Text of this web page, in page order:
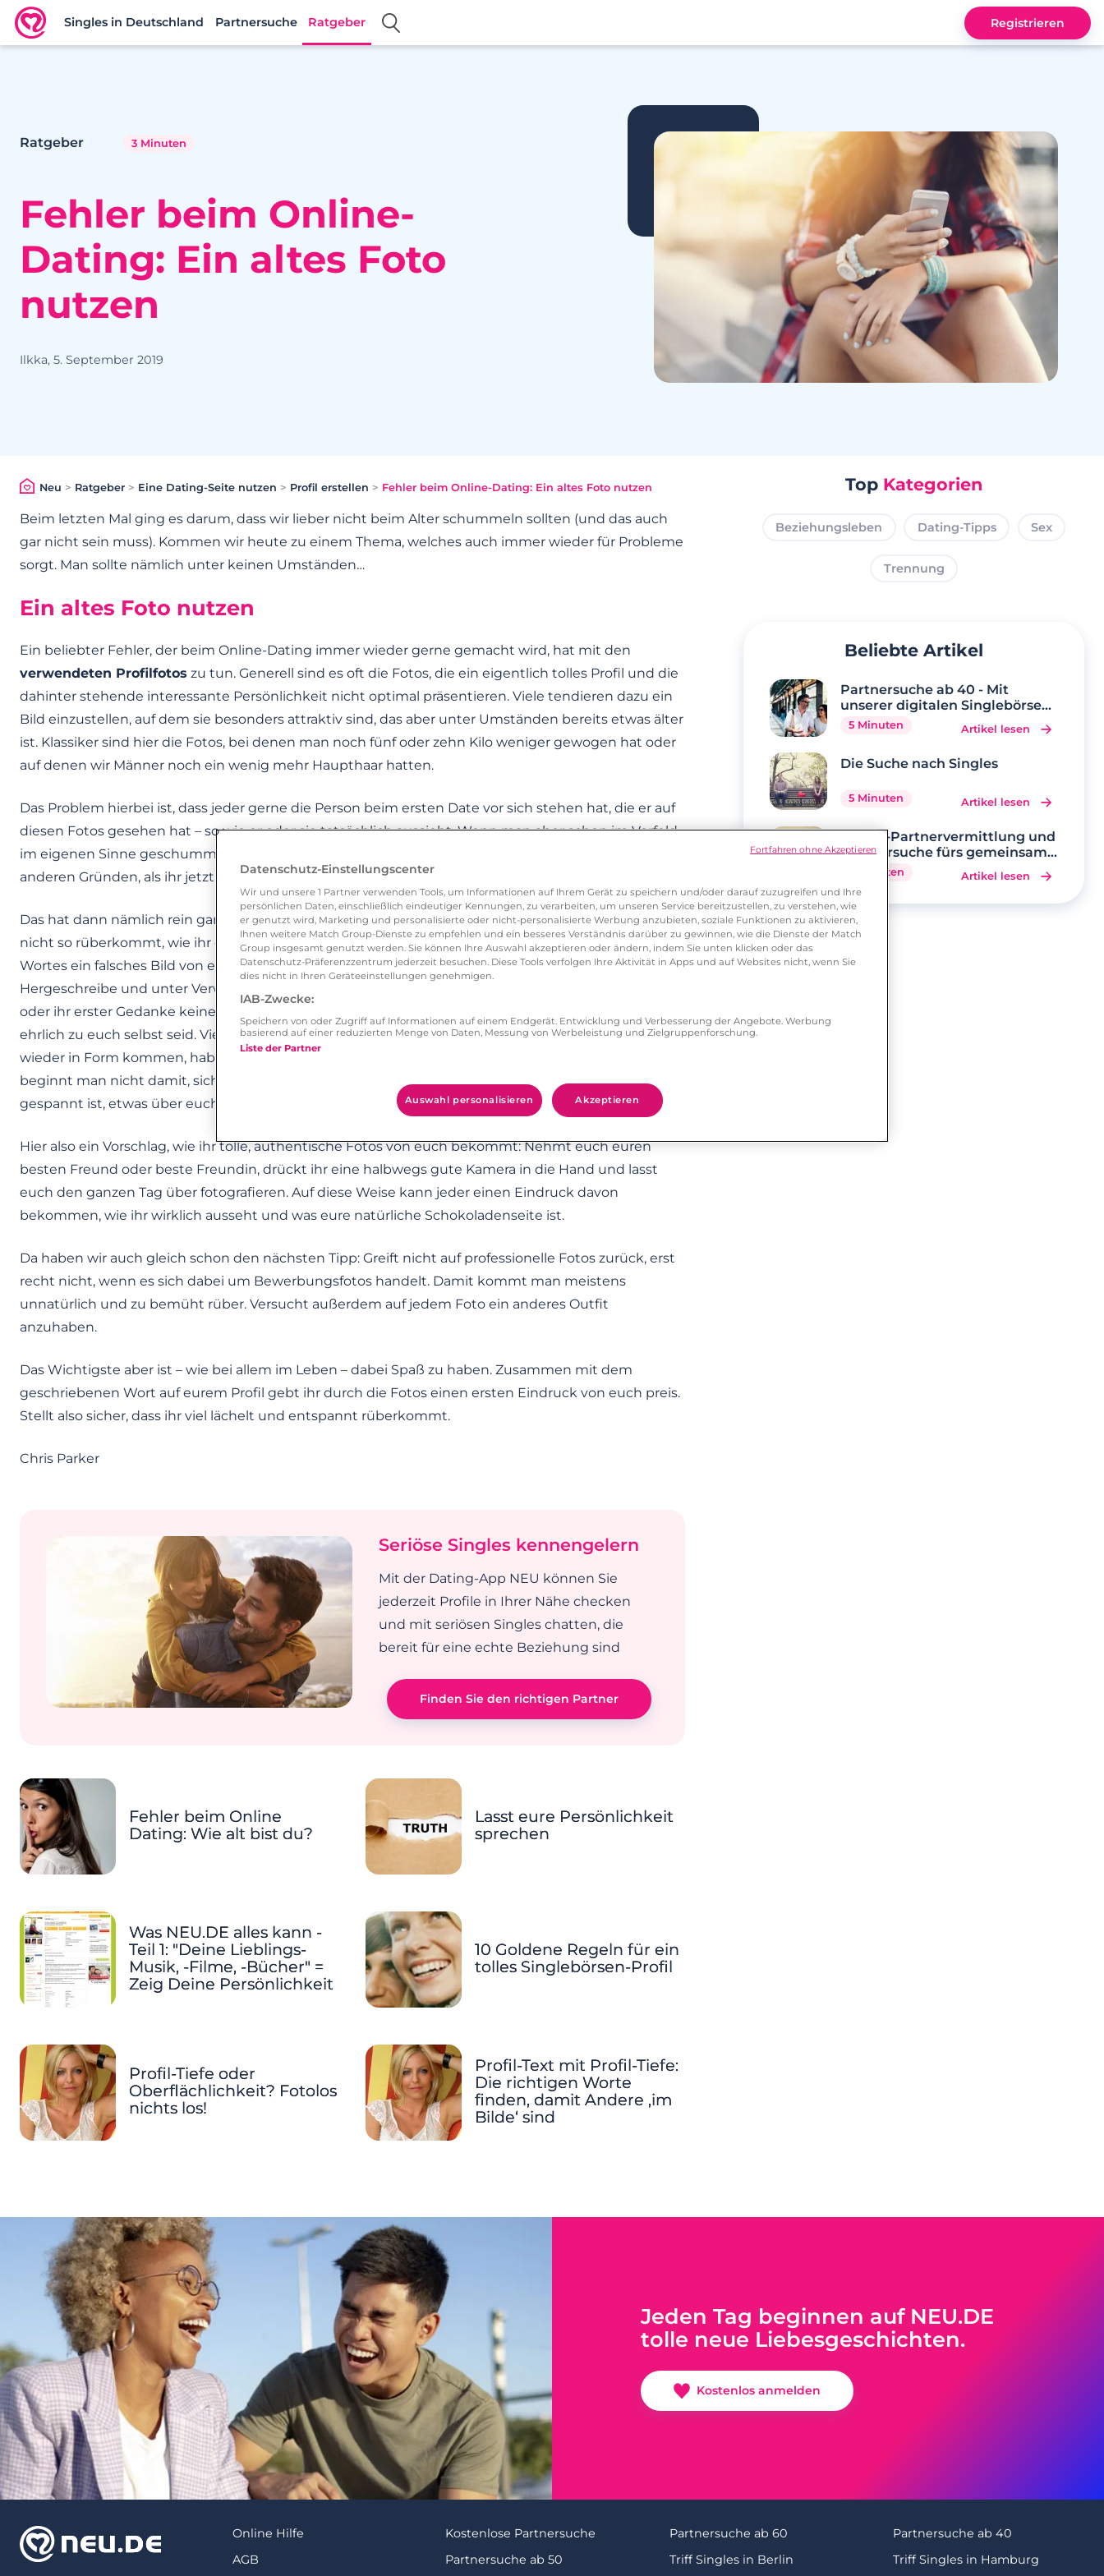
Neu.de
Singles in Deutschland Partnersuche Ratgeber Registrieren
Ratgeber 3 Minuten
Fehler beim Online-
Dating: Ein altes Foto
nutzen
Ilkka, 5. September 2019
Neu > Ratgeber > Eine Dating-Seite nutzen > Profil erstellen > Fehler beim Online-Dating: Ein altes Foto nutzen
Beim letzten Mal ging es darum, dass wir lieber nicht beim Alter schummeln sollten (und das auch
gar nicht sein muss). Kommen wir heute zu einem Thema, welches auch immer wieder für Probleme
sorgt. Man sollte nämlich unter keinen Umständen…
Ein altes Foto nutzen
Ein beliebter Fehler, der beim Online-Dating immer wieder gerne gemacht wird, hat mit den
verwendeten Profilfotos zu tun. Generell sind es oft die Fotos, die ein eigentlich tolles Profil und die
dahinter stehende interessante Persönlichkeit nicht optimal präsentieren. Viele tendieren dazu ein
Bild einzustellen, auf dem sie besonders attraktiv sind, das aber unter Umständen bereits etwas älter
ist. Klassiker sind hier die Fotos, bei denen man noch fünf oder zehn Kilo weniger gewogen hat oder
auf denen wir Männer noch ein wenig mehr Haupthaar hatten.
Das Problem hierbei ist, dass jeder gerne die Person beim ersten Date vor sich stehen hat, die er auf
diesen Fotos gesehen hat – so wie er oder sie tatsächlich aussieht. Wenn man aber schon im Vorfeld
im eigenen Sinne geschummelt hat, kann das schnell für einen eisigen Start sorgen. Und zwar aus
anderen Gründen, als ihr jetzt vielleicht vermuten würdet.
Das hat dann nämlich rein gar nichts damit zu tun, wie ihr ausseht. Es geht schlicht darum, dass ihr
nicht so rüberkommt, wie ihr euch online optisch präsentiert habt. Ihr habt im wahrsten Sinne des
Wortes ein falsches Bild von euch vermittelt. Wenn ihr dann nach einigem netten Hin- und
Hergeschreibe und unter Verwendung dieser Fotos euren Schwarm persönlich kennenlernt, ist sein
oder ihr erster Gedanke keine Beurteilung eures Aussehens, sondern der Eindruck, dass ihr nicht
ehrlich zu euch selbst seid. Viele werden dann anfangen, sich zu verteidigen: „Keine Sorge, ich werde
wieder in Form kommen, hab´s die letzte Zeit nur vernachlässigt“. Das muss gar nicht sein. Ein Date
beginnt man nicht damit, sich zu verteidigen. Ein Date fängt damit an, dass das Gegenüber
gespannt ist, etwas über euch zu erfahren und euch und euer Leben kennenlernen möchte.
Hier also ein Vorschlag, wie ihr tolle, authentische Fotos von euch bekommt: Nehmt euch euren
besten Freund oder beste Freundin, drückt ihr eine halbwegs gute Kamera in die Hand und lasst
euch den ganzen Tag über fotografieren. Auf diese Weise kann jeder einen Eindruck davon
bekommen, wie ihr wirklich ausseht und was eure natürliche Schokoladenseite ist.
Da haben wir auch gleich schon den nächsten Tipp: Greift nicht auf professionelle Fotos zurück, erst
recht nicht, wenn es sich dabei um Bewerbungsfotos handelt. Damit kommt man meistens
unnatürlich und zu bemüht rüber. Versucht außerdem auf jedem Foto ein anderes Outfit
anzuhaben.
Das Wichtigste aber ist – wie bei allem im Leben – dabei Spaß zu haben. Zusammen mit dem
geschriebenen Wort auf eurem Profil gebt ihr durch die Fotos einen ersten Eindruck von euch preis.
Stellt also sicher, dass ihr viel lächelt und entspannt rüberkommt.
Chris Parker
Seriöse Singles kennengelern
Mit der Dating-App NEU können Sie
jederzeit Profile in Ihrer Nähe checken
und mit seriösen Singles chatten, die
bereit für eine echte Beziehung sind
Finden Sie den richtigen Partner
Fehler beim Online
Dating: Wie alt bist du?
Lasst eure Persönlichkeit
sprechen
Was NEU.DE alles kann -
Teil 1: "Deine Lieblings-
Musik, -Filme, -Bücher" =
Zeig Deine Persönlichkeit
10 Goldene Regeln für ein
tolles Singlebörsen-Profil
Profil-Tiefe oder
Oberflächlichkeit? Fotolos
nichts los!
Profil-Text mit Profil-Tiefe:
Die richtigen Worte
finden, damit Andere ‚im
Bilde‘ sind
Top Kategorien
Beziehungsleben Dating-Tipps Sex
Trennung
Beliebte Artikel
Partnersuche ab 40 - Mit
unserer digitalen Singlebörse
wird Ihr Traum wahr
5 Minuten Artikel lesen
Die Suche nach Singles
5 Minuten Artikel lesen
Online-Partnervermittlung und
Partnersuche fürs gemeinsame
6 Minuten Artikel lesen
Jeden Tag beginnen auf NEU.DE
tolle neue Liebesgeschichten.
Kostenlos anmelden
Online Hilfe
AGB
Kostenlose Partnersuche Partnersuche ab 60
Partnersuche ab 40
Partnersuche ab 50
Triff Singles in Berlin Triff Singles in Hamburg
Datenschutz-Einstellungscenter
Wir und unsere 1 Partner verwenden Tools, um Informationen auf Ihrem Gerät zu speichern und/oder darauf zuzugreifen und Ihre
persönlichen Daten, einschließlich eindeutiger Kennungen, zu verarbeiten, um unseren Service bereitzustellen, zu verstehen, wie
er genutzt wird, Marketing und personalisierte oder nicht-personalisierte Werbung anzubieten, soziale Funktionen zu aktivieren,
Ihnen weitere Match Group-Dienste zu empfehlen und ein besseres Verständnis darüber zu gewinnen, wie die Dienste der Match
Group insgesamt genutzt werden. Sie können Ihre Auswahl akzeptieren oder ändern, indem Sie unten klicken oder das
Datenschutz-Präferenzzentrum jederzeit besuchen. Diese Tools verfolgen Ihre Aktivität in Apps und auf Websites nicht, wenn Sie
dies nicht in Ihren Geräteeinstellungen genehmigen.
IAB-Zwecke:
Speichern von oder Zugriff auf Informationen auf einem Endgerät. Entwicklung und Verbesserung der Angebote. Werbung
basierend auf einer reduzierten Menge von Daten, Messung von Werbeleistung und Zielgruppenforschung.
Liste der Partner
Auswahl personalisieren Akzeptieren
Fortfahren ohne Akzeptieren